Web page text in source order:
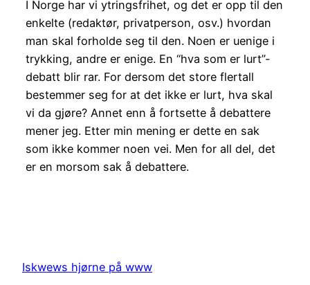
I Norge har vi ytringsfrihet, og det er opp til den
enkelte (redaktør, privatperson, osv.) hvordan
man skal forholde seg til den. Noen er uenige i
trykking, andre er enige. En “hva som er lurt”-
debatt blir rar. For dersom det store flertall
bestemmer seg for at det ikke er lurt, hva skal
vi da gjøre? Annet enn å fortsette å debattere
mener jeg. Etter min mening er dette en sak
som ikke kommer noen vei. Men for all del, det
er en morsom sak å debattere.
Iskwews hjørne på www